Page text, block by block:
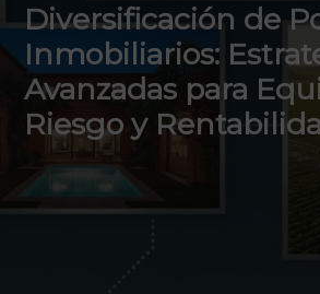
Diversificación de
Inmobiliarios:
Avanzadas para
Riesgo y